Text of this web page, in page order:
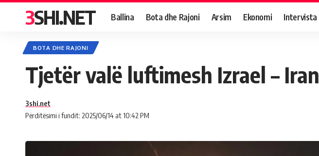
3SHI.NET Ballina Bota dhe Rajoni Arsim Ekonomi Intervista
BOTA DHE RAJONI
Tjetër valë luftimesh Izrael – Iran
Përditësimi i fundit: 2025/06/14 at 10:42 PM
3shi.net